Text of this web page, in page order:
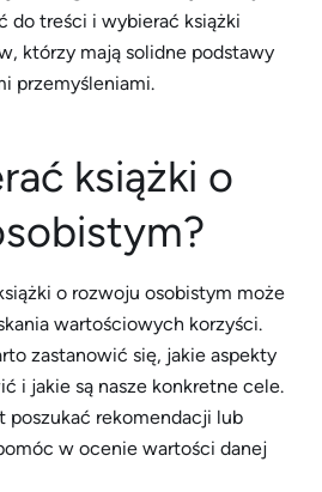
do treści i wybierać książki
którzy mają solidne podstawy
przemyśleniami.
książki o
o rozwoju osobistym może
wartościowych korzyści.
zastanowić się, jakie aspekty
i jakie są nasze konkretne cele.
poszukać rekomendacji lub
w ocenie wartości danej